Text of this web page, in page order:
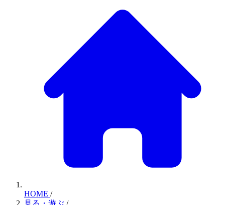
HOME /
見る・遊ぶ /